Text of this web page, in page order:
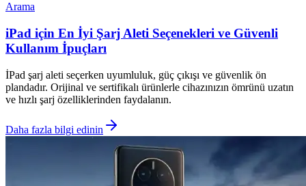
Arama
iPad için En İyi Şarj Aleti Seçenekleri ve Güvenli
Kullanım İpuçları
İPad şarj aleti seçerken uyumluluk, güç çıkışı ve güvenlik ön
plandadır. Orijinal ve sertifikalı ürünlerle cihazınızın ömrünü uzatın
ve hızlı şarj özelliklerinden faydalanın.
Daha fazla bilgi edinin